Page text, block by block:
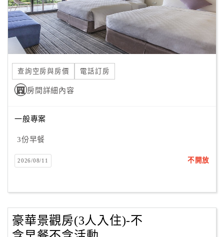
旅
伴
計
商
品
傳
查詢空房與房價 電話訂房
房間詳細內容
一般專案
3份早餐
2026/08/11 不開放
豪華景觀房(3人入住)-不